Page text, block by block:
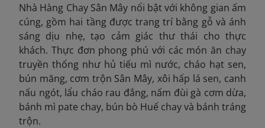
Nhà Hàng Chay Sân Mây nổi bật với không gian ấm
cúng, gồm hai tầng được trang trí bằng gỗ và ánh
sáng dịu nhẹ, tạo cảm giác thư thái cho thực
khách. Thực đơn phong phú với các món ăn chay
truyền thống như hủ tiếu mì nước, cháo hạt sen,
bún măng, cơm trộn Sân Mây, xôi hấp lá sen, canh
nấu ngót, lẩu cháo rau đắng, nấm đùi gà cơm dừa,
bánh mì pate chay, bún bò Huế chay và bánh tráng
trộn.